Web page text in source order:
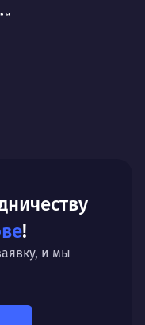
!
и мы